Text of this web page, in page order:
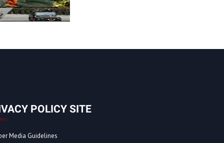
POLICY SITE
Media Guidelines